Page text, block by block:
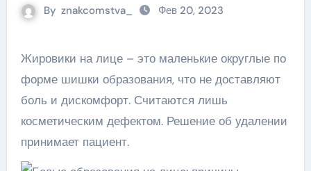
By znakcomstva_ Фев 20, 2023
Жировики на лице – это маленькие округлые по
форме шишки образования, что не доставляют
боль и дискомфорт. Считаются лишь
косметическим дефектом. Решение об удалении
принимает пациент.